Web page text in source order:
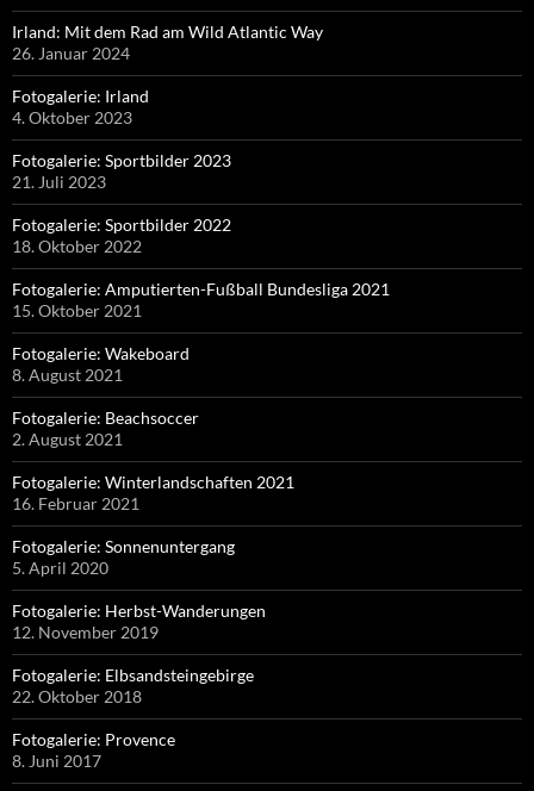
Irland: Mit dem Rad am Wild Atlantic Way
26. Januar 2024
Fotogalerie: Irland
4. Oktober 2023
Fotogalerie: Sportbilder 2023
21. Juli 2023
Fotogalerie: Sportbilder 2022
18. Oktober 2022
Fotogalerie: Amputierten-Fußball Bundesliga 2021
15. Oktober 2021
Fotogalerie: Wakeboard
8. August 2021
Fotogalerie: Beachsoccer
2. August 2021
Fotogalerie: Winterlandschaften 2021
16. Februar 2021
Fotogalerie: Sonnenuntergang
5. April 2020
Fotogalerie: Herbst-Wanderungen
12. November 2019
Fotogalerie: Elbsandsteingebirge
22. Oktober 2018
Fotogalerie: Provence
8. Juni 2017